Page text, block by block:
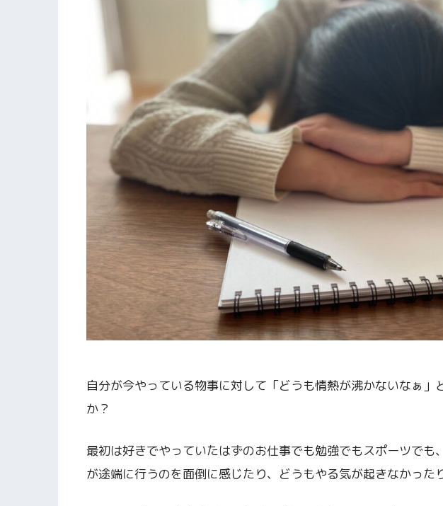
自分が今やっている物事に対して「どうも情熱が沸かないなぁ」
か？
最初は好きでやっていたはずのお仕事でも勉強でもスポーツでも
が途端に行うのを面倒に感じたり、どうもやる気が起きなかった